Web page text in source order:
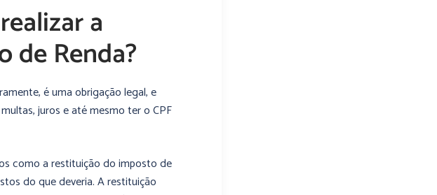
a
de Renda?
é uma obrigação legal, e
juros e até mesmo ter o CPF
como a restituição do imposto de
do que deveria. A restituição